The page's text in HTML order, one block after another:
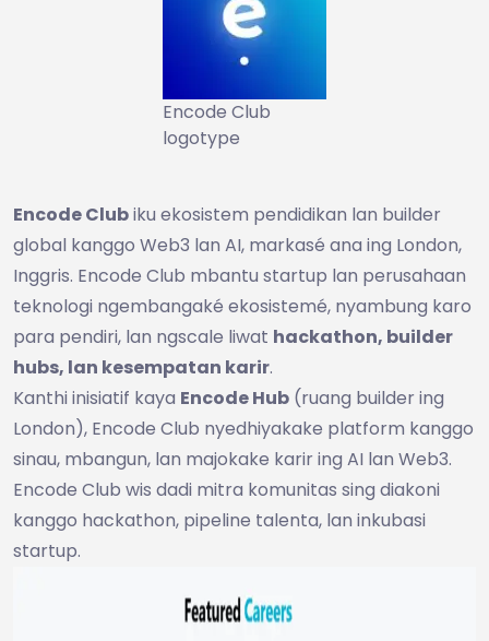
Encode Club
logotype
Encode Clubiku ekosistem pendidikan lan builder
global kanggo Web3 lan AI, markasé ana ing London,
Inggris. Encode Club mbantu startup lan perusahaan
teknologi ngembangaké ekosistemé, nyambung karo
para pendiri, lan ngscale liwat hackathon, builder
hubs, lan kesempatan karir.
Kanthi inisiatif kaya Encode Hub (ruang builder ing
London), Encode Club nyedhiyakake platform kanggo
sinau, mbangun, lan majokake karir ing AI lan Web3.
Encode Club wis dadi mitra komunitas sing diakoni
kanggo hackathon, pipeline talenta, lan inkubasi
startup.